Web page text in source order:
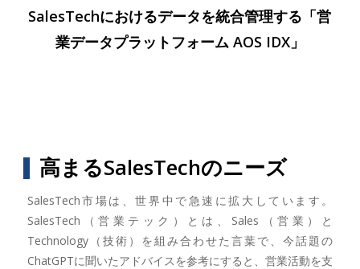
SalesTechにおけるデータを統合管理する「営
業データプラットフォーム AOS IDX」
高まるSalesTechのニーズ
SalesTech市場は、世界中で急速に拡大しています。
SalesTech（営業テック）とは、Sales（営業）と
Technology（技術）を組み合わせた言葉で、今話題の
ChatGPTに聞いたアドバイスを参考にすると、営業活動を支